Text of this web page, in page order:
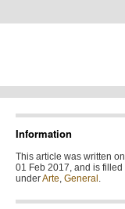
Information
This article was written on
01 Feb 2017, and is filled
underArte, General .